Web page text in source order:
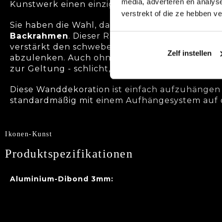
media, adverteren en
verstrekt of die ze hebben
Zelf instellen
Kunstwerk einen einzigartigen Look.
Sie haben die Wahl, das Panel mit einem
Backrahmen. Dieser Rahmen rahmt das
verstärkt den schwebenden Effekt, ohne von
abzulenken. Auch ohne Rahmen kommt das
zur Geltung - schlicht, modern und
Diese Wanddekoration ist einfach
standardmäßig mit einem Aufhängesystem
Ikonen-Kunst
Produktspezifikationen
Aluminium-Dibond 3mm: